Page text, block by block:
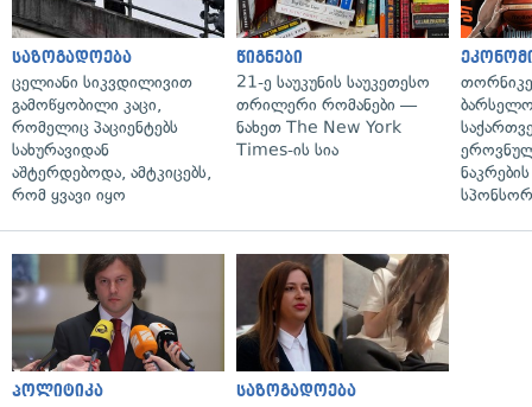
საზოგადოება
ცელიანი სიკვდილივით
გამოწყობილი კაცი,
რომელიც პაციენტებს
სახურავიდან
აშტერდებოდა, ამტკიცებს,
რომ ყვავი იყო
წიგნები
21-ე საუკუნის საუკეთესო
თრილერი რომანები —
ნახეთ The New York
Times-ის სია
პოლიტიკა საზოგადოება